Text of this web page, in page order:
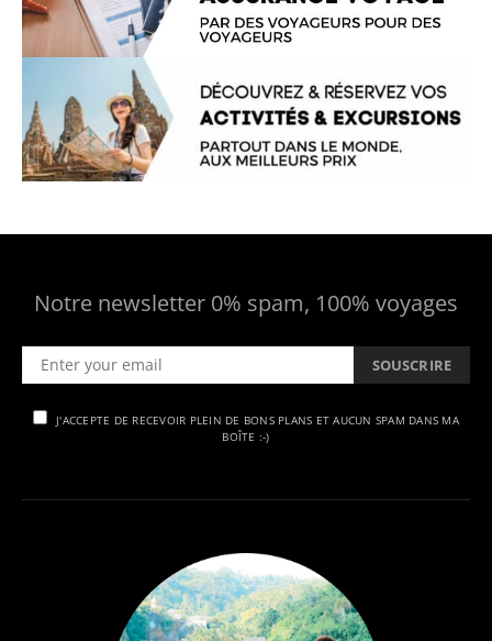
Notre newsletter 0% spam, 100% voyages
SOUSCRIRE
J'ACCEPTE DE RECEVOIR PLEIN DE BONS PLANS ET AUCUN SPAM DANS MA
BOÎTE :-)